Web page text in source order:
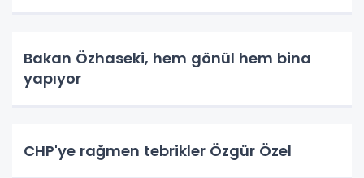
Bakan Özhaseki, hem gönül hem bina
yapıyor
CHP'ye rağmen tebrikler Özgür Özel